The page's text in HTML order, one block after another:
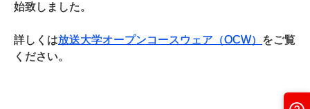
始致しました。
詳しくは放送大学オープンコースウェア（OCW） をご覧
ください。